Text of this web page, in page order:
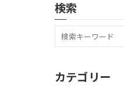
検索
カテゴリー